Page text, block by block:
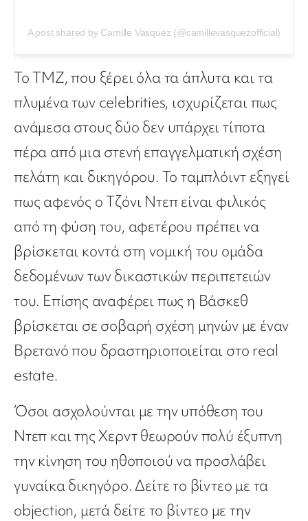
A post shared by Camille Vasquez (@camillevasquezofficial)
Το TMZ, που ξέρει όλα τα άπλυτα και τα
πλυμένα των celebrities, ισχυρίζεται πως
ανάμεσα στους δύο δεν υπάρχει τίποτα
πέρα από μια στενή επαγγελματική σχέση
πελάτη και δικηγόρου. Το ταμπλόιντ εξηγεί
πως αφενός ο Τζόνι Ντεπ είναι φιλικός
από τη φύση του, αφετέρου πρέπει να
βρίσκεται κοντά στη νομική του ομάδα
δεδομένων των δικαστικών περιπετειών
του. Επίσης αναφέρει πως η Βάσκεθ
βρίσκεται σε σοβαρή σχέση μηνών με έναν
Βρετανό που δραστηριοποιείται στο real
estate.
Όσοι ασχολούνται με την υπόθεση του
Ντεπ και της Χερντ θεωρούν πολύ έξυπνη
την κίνηση του ηθοποιού να προσλάβει
γυναίκα δικηγόρο. Δείτε το βίντεο με τα
objection, μετά δείτε το βίντεο με την